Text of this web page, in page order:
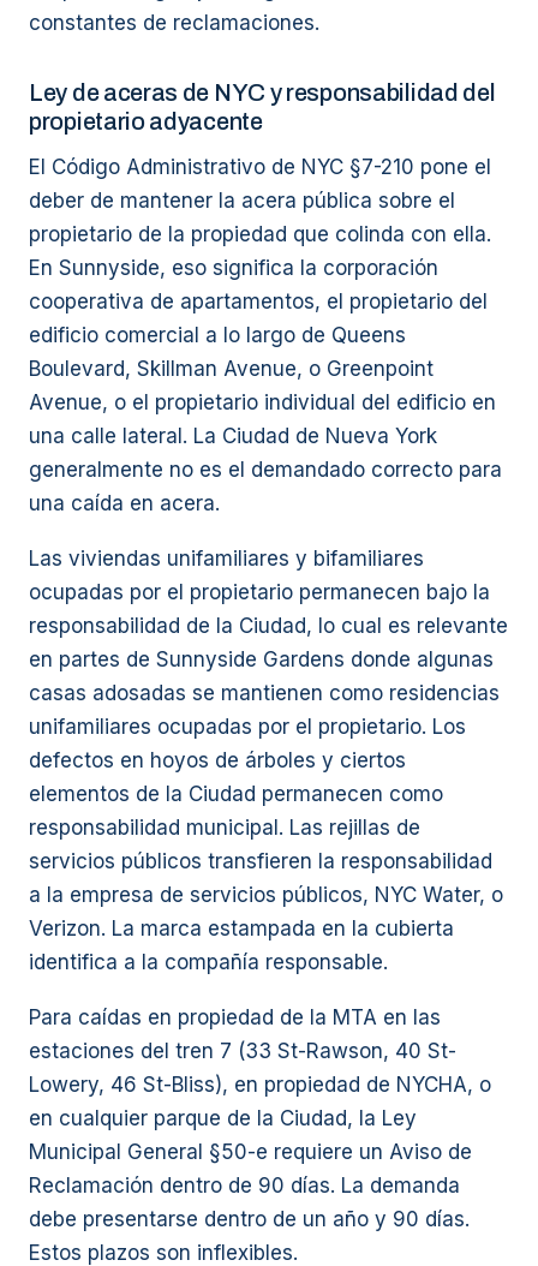
constantes de reclamaciones.
Ley de aceras de NYC y responsabilidad del
propietario adyacente
El Código Administrativo de NYC §7-210 pone el
deber de mantener la acera pública sobre el
propietario de la propiedad que colinda con ella.
En Sunnyside, eso significa la corporación
cooperativa de apartamentos, el propietario del
edificio comercial a lo largo de Queens
Boulevard, Skillman Avenue, o Greenpoint
Avenue, o el propietario individual del edificio en
una calle lateral. La Ciudad de Nueva York
generalmente no es el demandado correcto para
una caída en acera.
Las viviendas unifamiliares y bifamiliares
ocupadas por el propietario permanecen bajo la
responsabilidad de la Ciudad, lo cual es relevante
en partes de Sunnyside Gardens donde algunas
casas adosadas se mantienen como residencias
unifamiliares ocupadas por el propietario. Los
defectos en hoyos de árboles y ciertos
elementos de la Ciudad permanecen como
responsabilidad municipal. Las rejillas de
servicios públicos transfieren la responsabilidad
a la empresa de servicios públicos, NYC Water, o
Verizon. La marca estampada en la cubierta
identifica a la compañía responsable.
Para caídas en propiedad de la MTA en las
estaciones del tren 7 (33 St-Rawson, 40 St-
Lowery, 46 St-Bliss), en propiedad de NYCHA, o
en cualquier parque de la Ciudad, la Ley
Municipal General §50-e requiere un Aviso de
Reclamación dentro de 90 días. La demanda
debe presentarse dentro de un año y 90 días.
Estos plazos son inflexibles.